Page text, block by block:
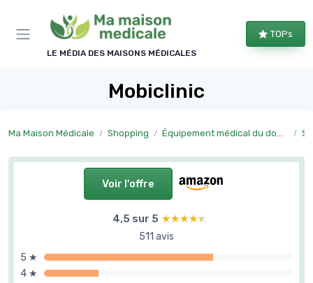
LE MÉDIA DES MAISONS MÉDICALES
TOPs
Mobiclinic
Ma Maison Médicale Shopping Équipement médical du domicile
Voir l'offre
4,5 sur 5 ★★★★★
★★★★★
511 avis
5 ★
4 ★